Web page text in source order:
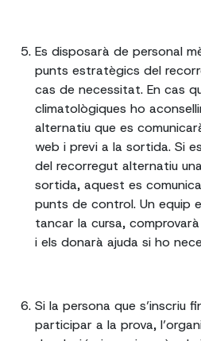
Es disposarà de personal
punts estratègics del
cas de necessitat. En cas
climatològiques ho
alternatiu que es
web i previ a la sortida. Si
del recorregut alternatiu
sortida, aquest es
punts de control. Un equip
tancar la cursa,
i els donarà ajuda si ho
Si la persona que s’inscriu
participar a la prova,